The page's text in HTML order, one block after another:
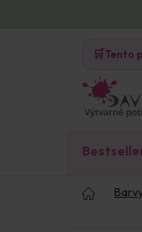
🛒Tento